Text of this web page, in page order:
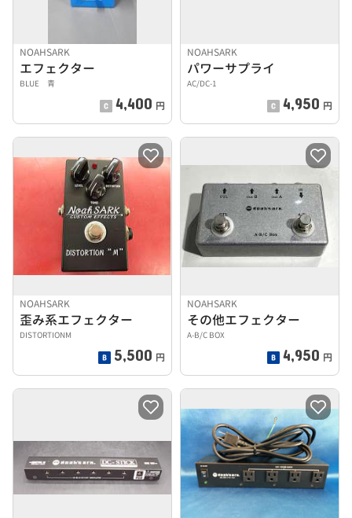
NOAHSARK
エフェクター
BLUE 青
4,400 円
NOAHSARK
パワーサプライ
AC/DC-1
4,950 円
NOAHSARK
歪み系エフェクター
DISTORTIONM
5,500 円
NOAHSARK
その他エフェクター
A-B/C BOX
4,950 円